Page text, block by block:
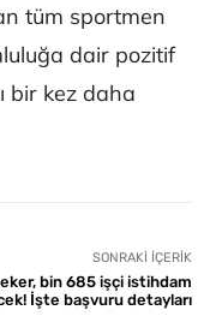
tüm sportmen
dair pozitif
bir kez daha
SONRAKI İÇERIK
bin 685 işçi istihdam
İşte başvuru detayları